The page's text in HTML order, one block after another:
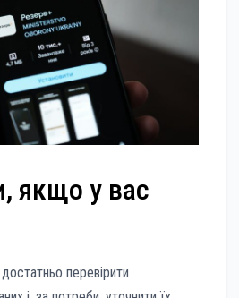
якщо у вас
перевірити